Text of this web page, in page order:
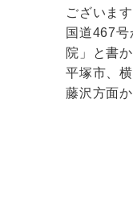
ございま
国道467
院」と書
平塚市、
藤沢方面